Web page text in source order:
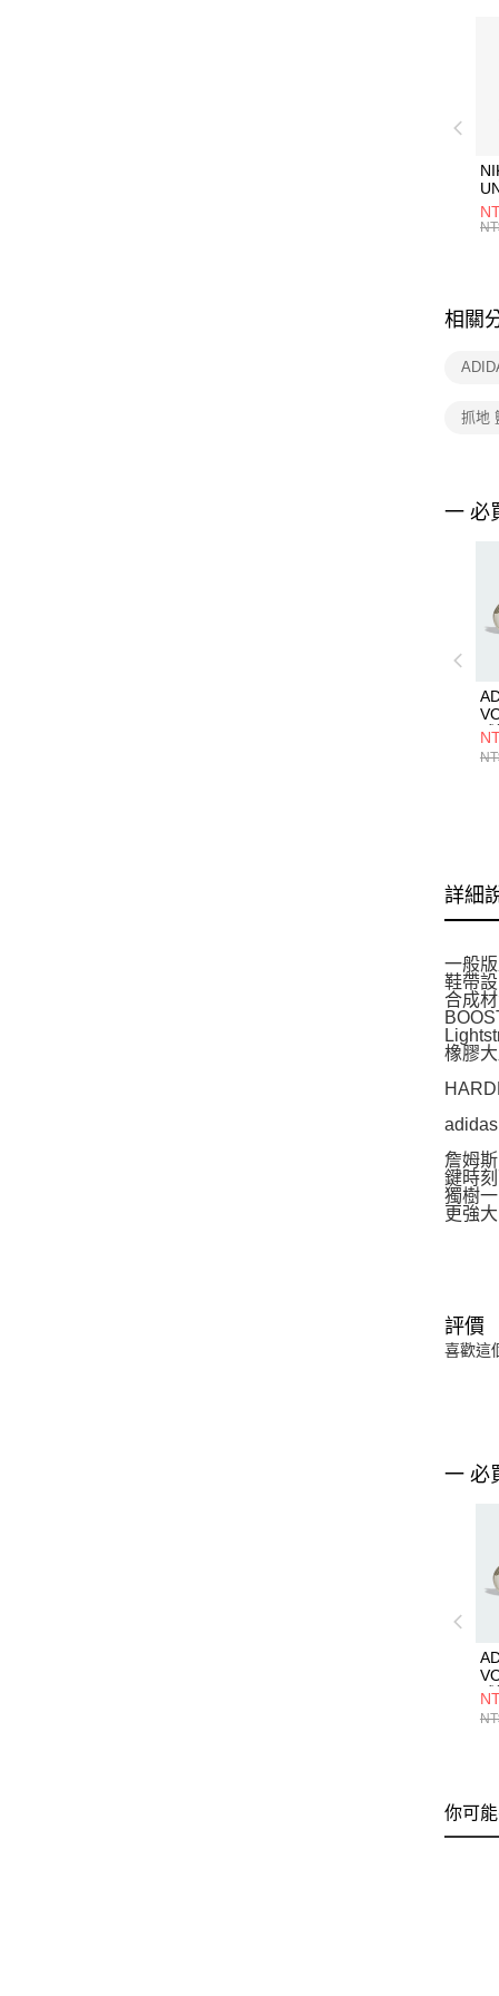
統
相關
抓地
一 必
詳細
一般
鞋帶
合成
橡膠
詹姆
鍵時
獨樹
更強
評價
喜歡這
一 必
你可